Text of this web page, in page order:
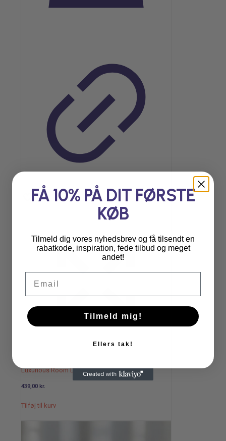
Luxurious Room Diffuser, 500ml – Breeze
439,00 kr.
Tilføj til kurv
FÅ 10% PÅ DIT FØRSTE
KØB
Tilmeld dig vores nyhedsbrev og få tilsendt en
rabatkode, inspiration, fede tilbud og meget
andet!
Tilmeld mig!
Ellers tak!